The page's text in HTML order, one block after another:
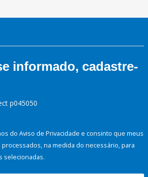
informado, cadastre-
p045050
do Aviso de Privacidade e consinto que meus
na medida do necessário, para
selecionadas.